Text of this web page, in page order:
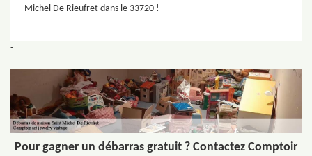
Michel De Rieufret dans le 33720 !
-
Pour gagner un débarras gratuit ? Contactez Comptoir